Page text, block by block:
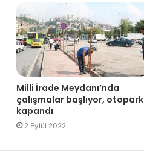
Milli İrade Meydanı’nda
çalışmalar başlıyor, otopark
kapandı
2 Eylül 2022